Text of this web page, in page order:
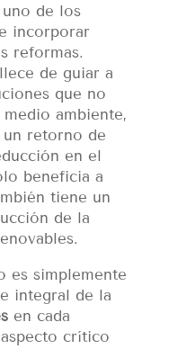
de los
incorporar
reformas.
de guiar a
que no
ambiente,
un retorno de
en el
beneficia a
tiene un
de la
es simplemente
integral de la
en cada
crítico